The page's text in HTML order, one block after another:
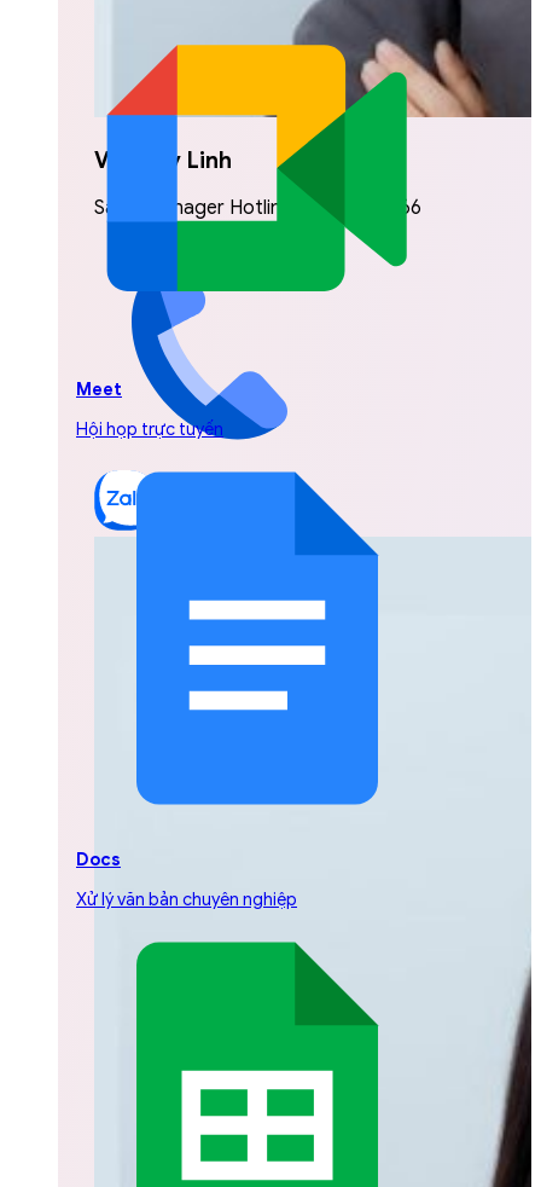
Vũ Thuỳ Linh
Sales Manager Hotline: 0842.999.666
Meet
Hội họp trực tuyến
Docs
Xử lý văn bản chuyên nghiệp